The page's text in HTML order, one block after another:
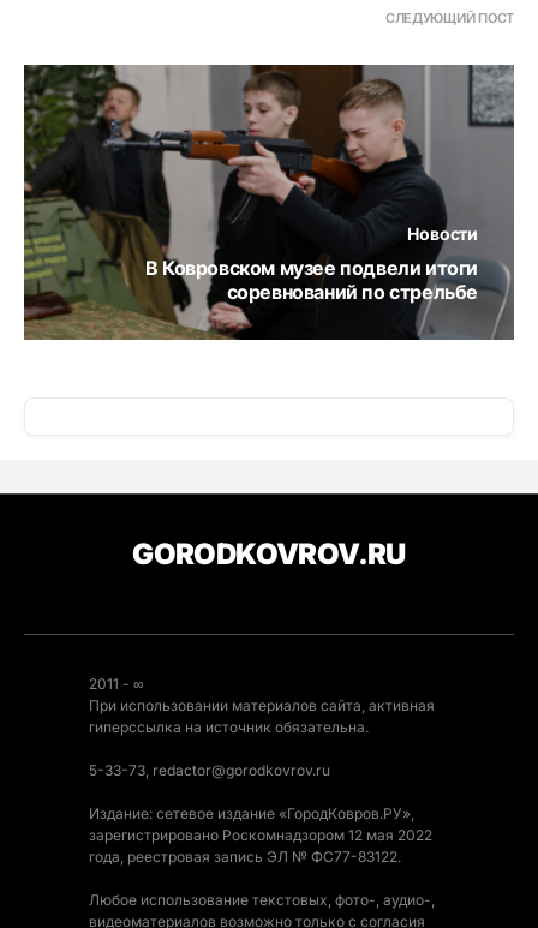
СЛЕДУЮЩИЙ ПОСТ
Новости
В Ковровском музее подвели итоги
соревнований по стрельбе
GORODKOVROV.RU
2011 - ∞
При использовании материалов сайта, активная
гиперссылка на источник обязательна.
5-33-73, redactor@gorodkovrov.ru
Издание: сетевое издание «ГородКовров.РУ»,
зарегистрировано Роскомнадзором 12 мая 2022
года, реестровая запись ЭЛ № ФС77-83122.
Любое использование текстовых, фото-, аудио-,
видеоматериалов возможно только с согласия